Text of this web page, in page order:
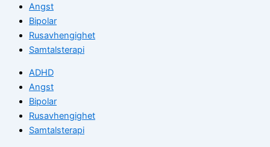
Angst
Bipolar
Rusavhengighet
Samtalsterapi
ADHD
Angst
Bipolar
Rusavhengighet
Samtalsterapi